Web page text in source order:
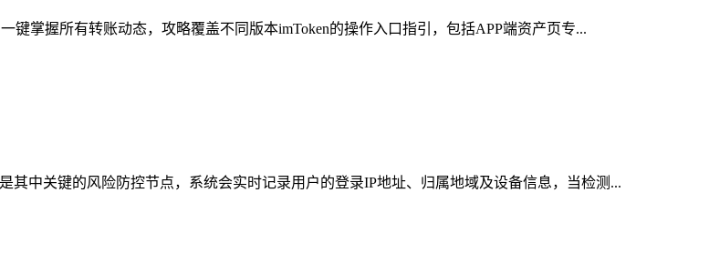
掌握所有转账动态，攻略覆盖不同版本imToken的操作入口指引，包括APP端资产页专...
其中关键的风险防控节点，系统会实时记录用户的登录IP地址、归属地域及设备信息，当检测...